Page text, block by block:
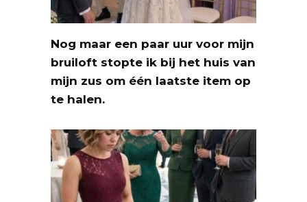
Nog maar een paar uur voor mijn
bruiloft stopte ik bij het huis van
mijn zus om één laatste item op
te halen.